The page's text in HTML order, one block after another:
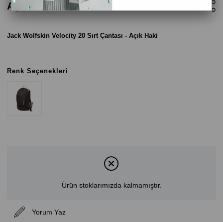
Açık Haki
Jack Wolfskin Velocity 20 Sırt Çantası - Açık Haki
Renk Seçenekleri
Ürün stoklarımızda kalmamıştır.
Yorum Yaz